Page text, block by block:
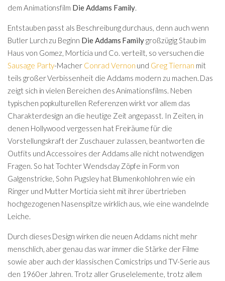
dem Animationsfilm Die Addams Family
Entstauben passt als Beschreibung durchaus, denn auch wenn
Butler Lurch zu Beginn Die Addams Familygroßzügig Staub im
Haus von Gomez, Morticia und Co. verteilt, so versuchen die
Sausage Party-Macher Conrad Vernon und Greg Tiernan mit
teils großer Verbissenheit die Addams modern zu machen. Das
zeigt sich in vielen Bereichen des Animationsfilms. Neben
typischen popkulturellen Referenzen wirkt vor allem das
Charakterdesign an die heutige Zeit angepasst. In Zeiten, in
denen Hollywood vergessen hat Freiräume für die
Vorstellungskraft der Zuschauer zu lassen, beantworten die
Outfits und Accessoires der Addams alle nicht notwendigen
Fragen. So hat Tochter Wendsday Zöpfe in Form von
Galgenstricke, Sohn Pugsley hat Blumenkohlohren wie ein
Ringer und Mutter Morticia sieht mit ihrer übertrieben
hochgezogenen Nasenspitze wirklich aus, wie eine wandelnde
Leiche.
Durch dieses Design wirken die neuen Addams nicht mehr
menschlich, aber genau das war immer die Stärke der Filme
sowie aber auch der klassischen Comicstrips und TV-Serie aus
den 1960er Jahren. Trotz aller Gruselelemente, trotz allem